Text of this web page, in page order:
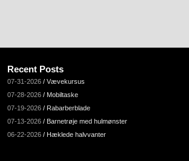
Recent Posts
07-31-2026 / Vævekursus
07-28-2026 / Mobiltaske
07-19-2026 / Rabarberblade
07-13-2026 / Barnetrøje med hulmønster
06-22-2026 / Hæklede halvvanter